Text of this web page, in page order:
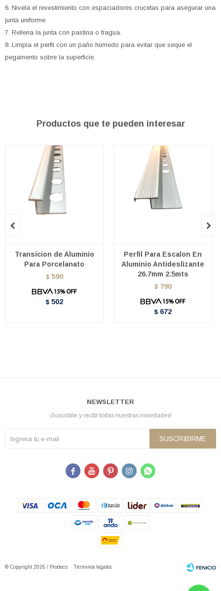
6. Nivela el revestimiento con espaciadores crucetas para asegurar una
junta uniforme.
7. Rellena la junta con pastina o fragua.
8. Limpia el perfil con un paño húmedo para evitar que seque el
pegamento sobre la superficie.
Productos que te pueden interesar
Transicion de Aluminio
Para Porcelanato
$ 590
$ 502
Perfil Para Escalon En
Aluminio Antideslizante
26.7mm 2.5mts
$ 790
$ 672
 
NEWSLETTER
¡Suscribite y recibí todas nuestras novedades!
SUSCRIBIRME
    
© Copyright 2026 / Prodeco Términos legales